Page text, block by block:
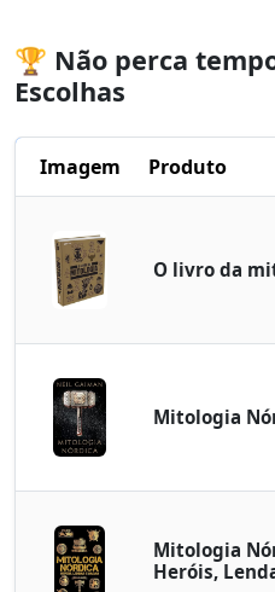
🏆 Não perca
Escolhas
Imagem Produto
O livro da
Mitologia
Mitologia
Heróis,